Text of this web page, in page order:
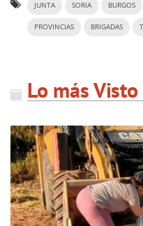
JUNTA SORIA BURGOS
PROVINCIAS BRIGADAS
Lo más Visto